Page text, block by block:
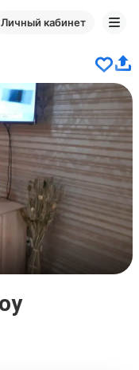
Личный кабинет